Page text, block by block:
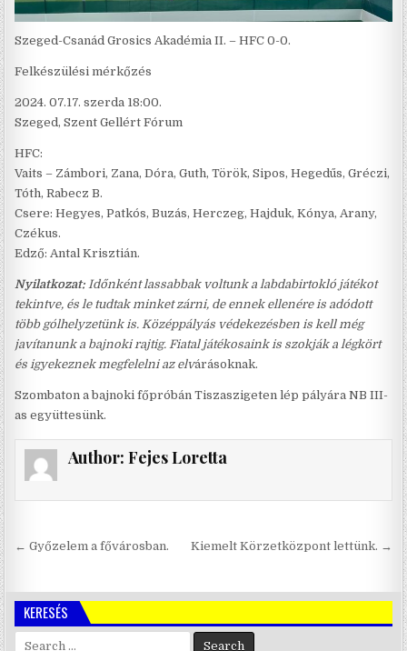
Szeged-Csanád Grosics Akadémia II. – HFC 0-0.
Felkészülési mérkőzés
2024. 07.17. szerda 18:00.
Szeged, Szent Gellért Fórum
HFC:
Vaits – Zámbori, Zana, Dóra, Guth, Török, Sipos, Hegedűs, Gréczi,
Tóth, Rabecz B.
Csere: Hegyes, Patkós, Buzás, Herczeg, Hajduk, Kónya, Arany,
Czékus.
Edző: Antal Krisztián.
Nyilatkozat: Időnként lassabbak voltunk a labdabirtokló játékot
tekintve, és le tudtak minket zárni, de ennek ellenére is adódott
több gólhelyzetünk is. Középpályás védekezésben is kell még
javítanunk a bajnoki rajtig. Fiatal játékosaink is szokják a légkört
és igyekeznek megfelelni az elvárásoknak.
Szombaton a bajnoki főpróbán Tiszaszigeten lép pályára NB III-
as együttesünk.
Author: Fejes Loretta
Bejegyzés
← Győzelem a fővárosban. Kiemelt Körzetközpont lettünk. →
KERESÉS